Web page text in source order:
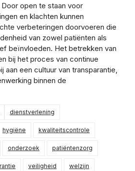
open te staan voor
en klachten kunnen
verbeteringen doorvoeren die
van zowel patiënten als
beïnvloeden. Het betrekken van
bij het proces van continue
aan een cultuur van transparantie,
binnen de
dienstverlening
hygiëne kwaliteitscontrole
onderzoek patiëntenzorg
veiligheid welzijn